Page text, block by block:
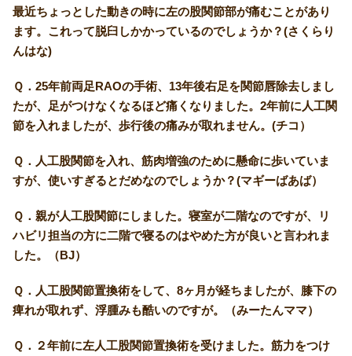
最近ちょっとした動きの時に左の股関節部が痛むことがあり
ます。これって脱臼しかかっているのでしょうか？(さくらり
んはな)
Ｑ．25年前両足RAOの手術、13年後右足を関節唇除去しまし
たが、足がつけなくなるほど痛くなりました。2年前に人工関
節を入れましたが、歩行後の痛みが取れません。(チコ）
Ｑ．人工股関節を入れ、筋肉増強のために懸命に歩いていま
すが、使いすぎるとだめなのでしょうか？(マギーばあば）
Ｑ．親が人工股関節にしました。寝室が二階なのですが、リ
ハビリ担当の方に二階で寝るのはやめた方が良いと言われま
した。（BJ）
Ｑ．人工股関節置換術をして、8ヶ月が経ちましたが、膝下の
痺れが取れず、浮腫みも酷いのですが。（みーたんママ）
Ｑ．２年前に左人工股関節置換術を受けました。筋力をつけ